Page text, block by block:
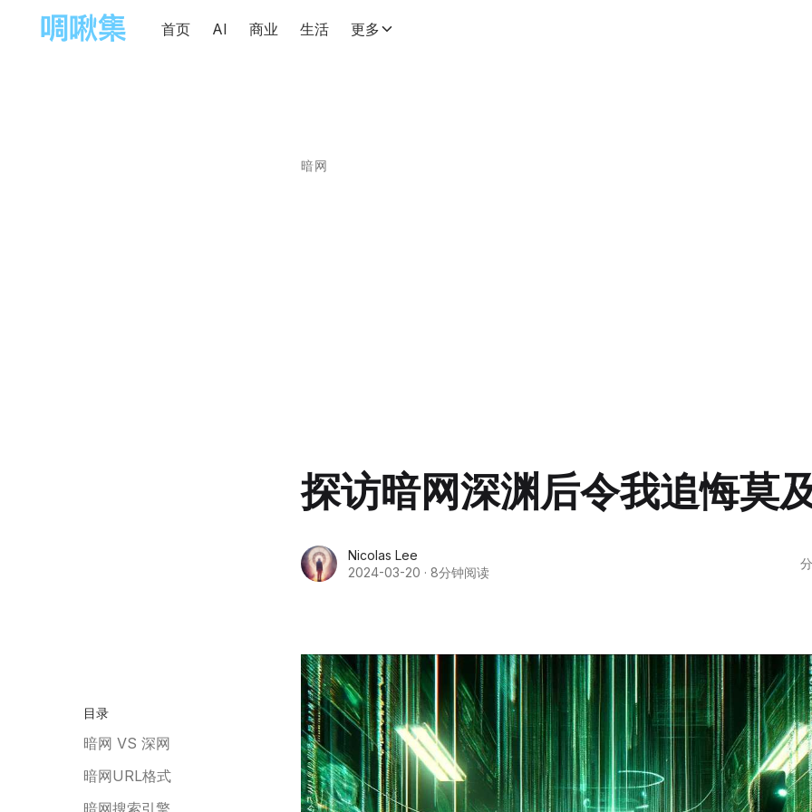
首页 AI 商业 生活 更多
暗网
探访暗网深渊后令我追悔莫
Nicolas Lee
2024-03-20 · 8分钟阅读
目录
暗网 VS 深网
暗网URL格式
暗网搜索引擎